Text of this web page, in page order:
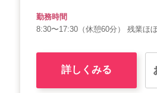
勤務時間
8:30〜17:30（休憩60分） 残業ほ
詳しくみる